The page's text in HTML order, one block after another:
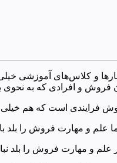
و کلاس‌های آموزشی
فروش و افرادی که به
فرایندی است که هم
علم و مهارت فروش را بلد
و مهارت فروش را بلد